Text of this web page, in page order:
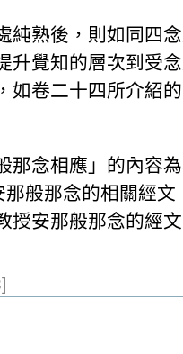
純熟後，則如同四
升覺知的層次到受
如卷二十四所介紹
那念相應」的內容
那般那念的相關經文
授安那般那念的經